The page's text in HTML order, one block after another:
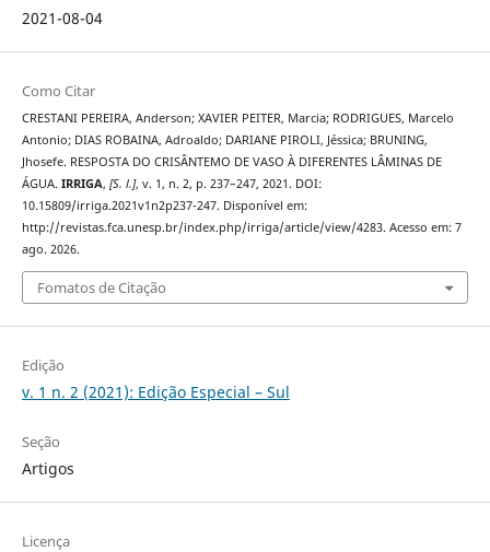
2021-08-04
Como Citar
CRESTANI PEREIRA, Anderson; XAVIER PEITER, Marcia; RODRIGUES, Marcelo
Antonio; DIAS ROBAINA, Adroaldo; DARIANE PIROLI, Jéssica; BRUNING,
Jhosefe. RESPOSTA DO CRISÂNTEMO DE VASO À DIFERENTES LÂMINAS DE
ÁGUA. IRRIGA, [S. l.], v. 1, n. 2, p. 237–247, 2021. DOI:
10.15809/irriga.2021v1n2p237-247. Disponível em:
http://revistas.fca.unesp.br/index.php/irriga/article/view/4283. Acesso em: 7
ago. 2026.
Fomatos de Citação
Edição
v. 1 n. 2 (2021): Edição Especial – Sul
Seção
Artigos
Licença